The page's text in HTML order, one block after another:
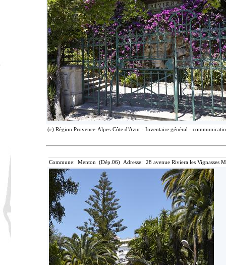
(c) Région Provence-Alpes-Côte d'Azur - Inventaire général -
Commune: Menton (Dép.06) Adresse: 28 avenue Riviera les Vignasses